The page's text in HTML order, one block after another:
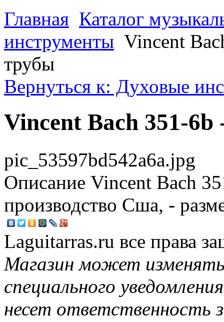
Главная Каталог
инструменты Vincent
трубы
Вернуться к: Духовые
Vincent Bach 351-
pic_53597bd542a6a.jpg
Описание Vincent Bach
производство Сша, -
Laguitarras.ru все права
Магазин может
специального
несет ответственность